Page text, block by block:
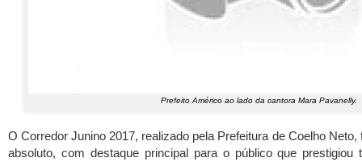
Prefeito Américo ao lado da cantora Mara Pavanelly.
O Corredor Junino 2017, realizado pela Prefeitura de Coelho
absoluto, com destaque principal para o público que prestigiou